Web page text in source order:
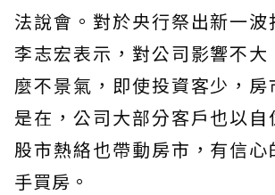
法說會。對於央行祭出新一波
李志宏表示，對公司影響不大
麼不景氣，即使投資客少，房
是在，公司大部分客戶也以自
股市熱絡也帶動房市，有信
手買房。